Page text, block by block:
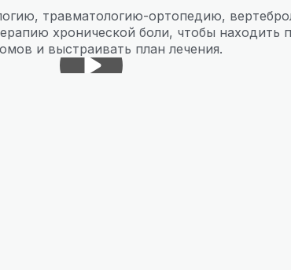
травматологию-ортопедию,
хронической боли, чтобы находить
и выстраивать план лечения.